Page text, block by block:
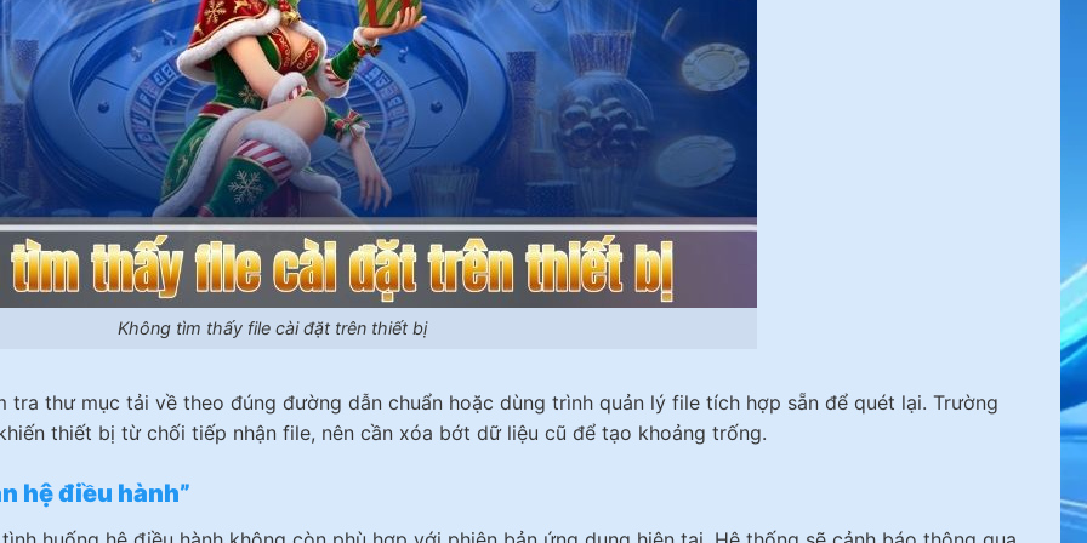
Không tìm thấy file cài đặt trên thiết bị
tra thư mục tải về theo đúng đường dẫn chuẩn hoặc dùng trình quản lý file tích hợp sẵn để quét lại. Trường
thiết bị từ chối tiếp nhận file, nên cần xóa bớt dữ liệu cũ để tạo khoảng trống.
hệ điều hành”